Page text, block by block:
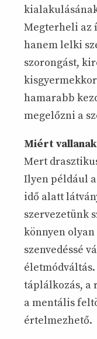
Megterheli az
hanem lelki
szorongást,
hamarabb
megelőzni a
Miért
Mert
Ilyen például
idő alatt
szervezetünk
könnyen
szenvedéssé
táplálkozás, a
a mentális
értelmezhető.